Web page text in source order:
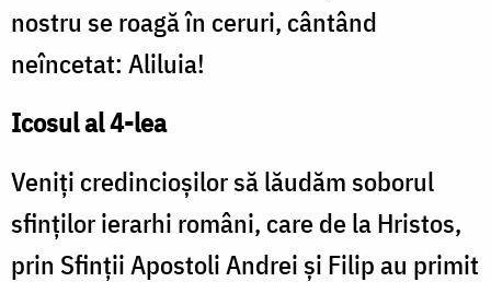
nostru se roagă în ceruri, cântând
neîncetat: Aliluia!
Icosul al 4-lea
Veniţi credincioşilor să lăudăm soborul
sfinţilor ierarhi români, care de la Hristos,
prin Sfinţii Apostoli Andrei şi Filip au primit